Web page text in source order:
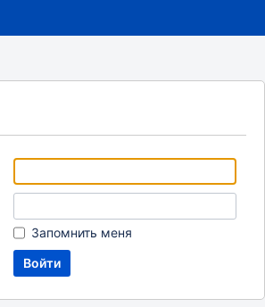
Запомнить меня